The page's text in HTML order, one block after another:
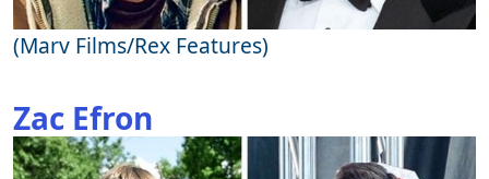
(Marv Films/Rex Features)
Zac Efron